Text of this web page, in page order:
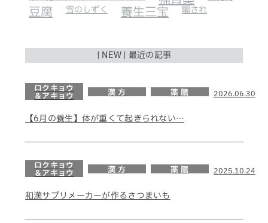
豆腐 雪のしずく 養生三宝 騙され
| NEW | 最近の記事
ロクキョウ
＆アキョウ
漢 方 薬 膳 2026.06.30
【6月の養生】体が重くて起きられない…
ロクキョウ
＆アキョウ
漢 方 薬 膳 2025.10.24
和漢サプリメーカーが作るさつまいも